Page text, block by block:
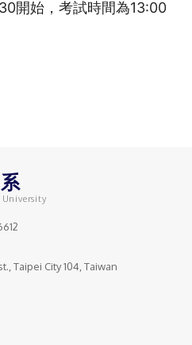
開始，考試時間為13:00
Taipei City 104, Taiwan